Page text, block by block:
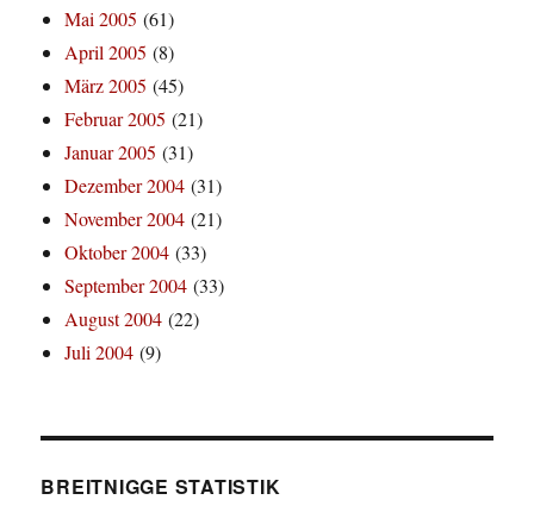
Mai 2005 (61)
April 2005 (8)
März 2005 (45)
Februar 2005 (21)
Januar 2005 (31)
Dezember 2004 (31)
November 2004 (21)
Oktober 2004 (33)
September 2004 (33)
August 2004 (22)
Juli 2004 (9)
BREITNIGGE STATISTIK